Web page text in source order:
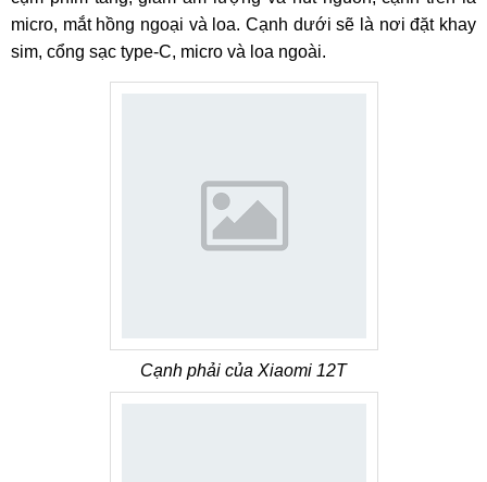
micro, mắt hồng ngoại và loa. Cạnh dưới sẽ là nơi đặt khay
sim, cổng sạc type-C, micro và loa ngoài.
Cạnh phải của Xiaomi 12T